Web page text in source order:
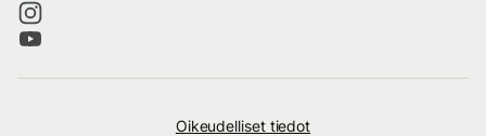
Oikeudelliset tiedot